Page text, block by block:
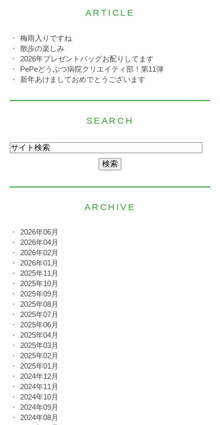
ARTICLE
梅雨入りですね
散歩の楽しみ
2026年プレゼントバッグお配りしてます
PePeどうぶつ病院クリエイティ部！第11弾
新年あけましておめでとうございます
SEARCH
ARCHIVE
2026年06月
2026年04月
2026年02月
2026年01月
2025年11月
2025年10月
2025年09月
2025年08月
2025年07月
2025年06月
2025年04月
2025年03月
2025年02月
2025年01月
2024年12月
2024年11月
2024年10月
2024年09月
2024年08月